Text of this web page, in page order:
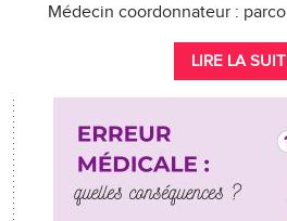
Médecin coordonnateur :
LIRE LA